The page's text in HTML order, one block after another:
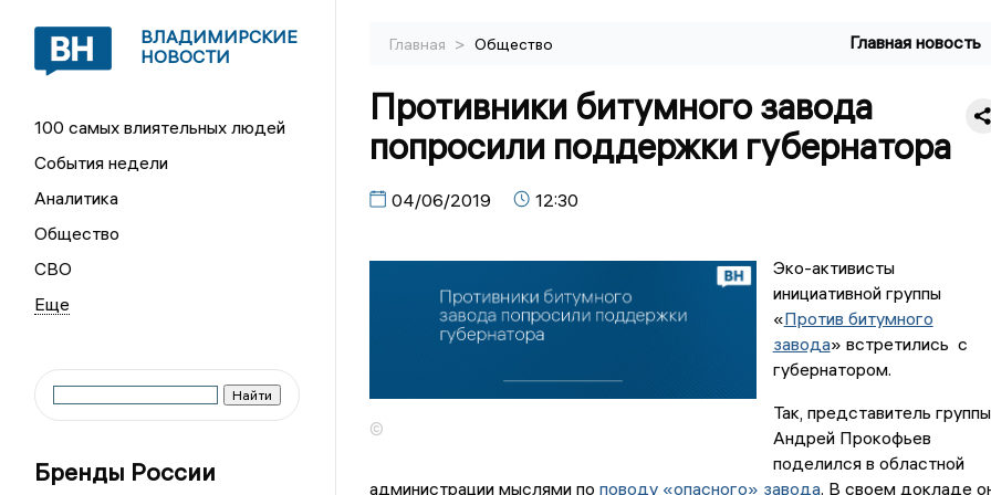
ВЛАДИМИРСКИЕ
НОВОСТИ
100 самых влиятельных людей
События недели
Аналитика
Общество
СВО
Бренды России
Главная > Общество Главная новость
Противники битумного завода
попросили поддержки губернатора
04/06/2019 12:30
©
Эко-активисты
инициативной группы
«Против битумного
завода» встретились с
губернатором.
Так, представитель группы
Андрей Прокофьев
поделился в областной
администрации мыслями по поводу «опасного» завода. В своем докладе